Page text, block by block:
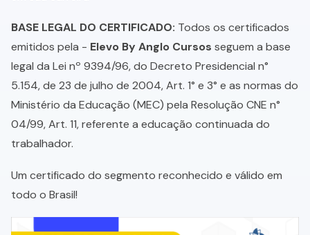
BASE LEGAL DO CERTIFICADO: Todos os certificados
emitidos pela - Elevo By Anglo Cursos seguem a base
legal da Lei nº 9394/96, do Decreto Presidencial n°
5.154, de 23 de julho de 2004, Art. 1° e 3° e as normas do
Ministério da Educação (MEC) pela Resolução CNE n°
04/99, Art. 11, referente a educação continuada do
trabalhador.
Um certificado do segmento reconhecido e válido em
todo o Brasil!